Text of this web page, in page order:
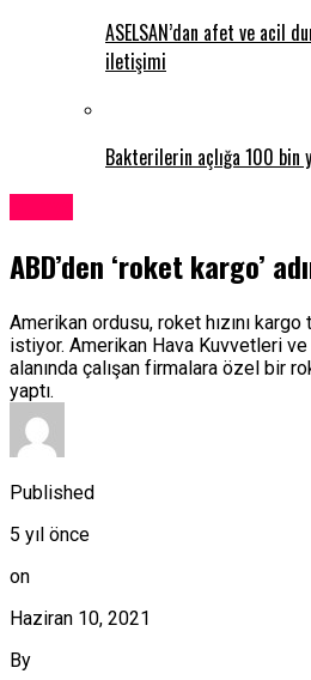
ASELSAN’dan afet ve acil
iletişimi
Bakterilerin açlığa 100 bin
ABD’den ‘roket kargo’
Amerikan ordusu, roket hızını kargo
istiyor. Amerikan Hava Kuvvetleri
alanında çalışan firmalara özel bir
yaptı.
Published
5 yıl önce
on
Haziran 10, 2021
By